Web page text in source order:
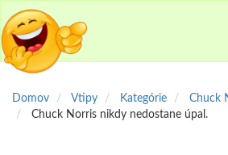
Domov Vtipy Kategórie
Chuck
Chuck Norris nikdy nedostane úpal.